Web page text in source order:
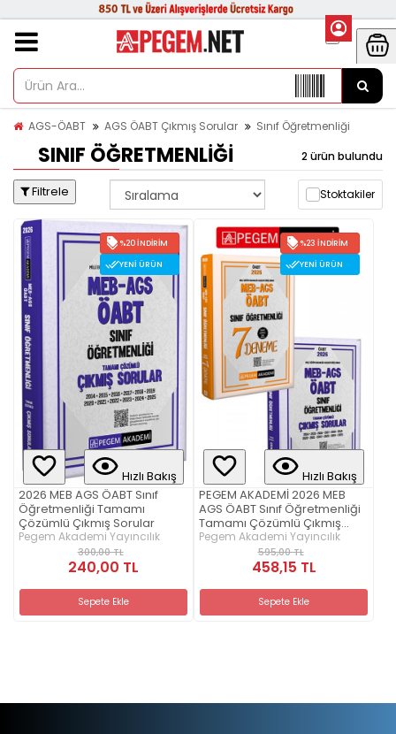
AGS-ÖABT AGS ÖABT Çıkmış Sorular Sınıf Öğretmenliği
SINIF ÖĞRETMENLIĞI 2 ürün bulundu
Filtrele Stoktakiler
%20 İNDIRIM
YENI ÜRÜN
Hızlı Bakış
2026 MEB AGS ÖABT Sınıf
Öğretmenliği Tamamı
Çözümlü Çıkmış Sorular
Pegem Akademi Yayıncılık
300,00 TL
240,00 TL
Sepete Ekle
%23 İNDIRIM
YENI ÜRÜN
Hızlı Bakış
PEGEM AKADEMİ 2026 MEB
AGS ÖABT Sınıf Öğretmenliği
Tamamı Çözümlü Çıkmış
Sorular + 2026 MEB AGS ÖABT
Sınıf Öğretmenliği Tamamı
Çözümlü 7 Deneme Seti
Pegem Akademi Yayıncılık
595,00 TL
458,15 TL
Sepete Ekle